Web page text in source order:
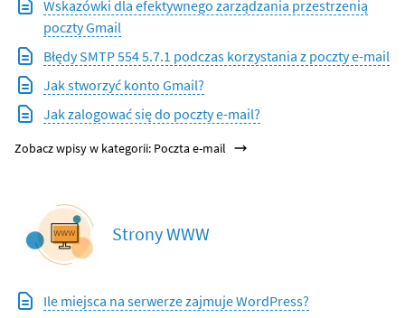
Wskazówki dla efektywnego zarządzania przestrzenią
poczty Gmail
Błędy SMTP 554 5.7.1 podczas korzystania z poczty e-mail
Jak stworzyć konto Gmail?
Jak zalogować się do poczty e-mail?
Zobacz wpisy w kategorii: Poczta e-mail
Strony WWW
Ile miejsca na serwerze zajmuje WordPress?